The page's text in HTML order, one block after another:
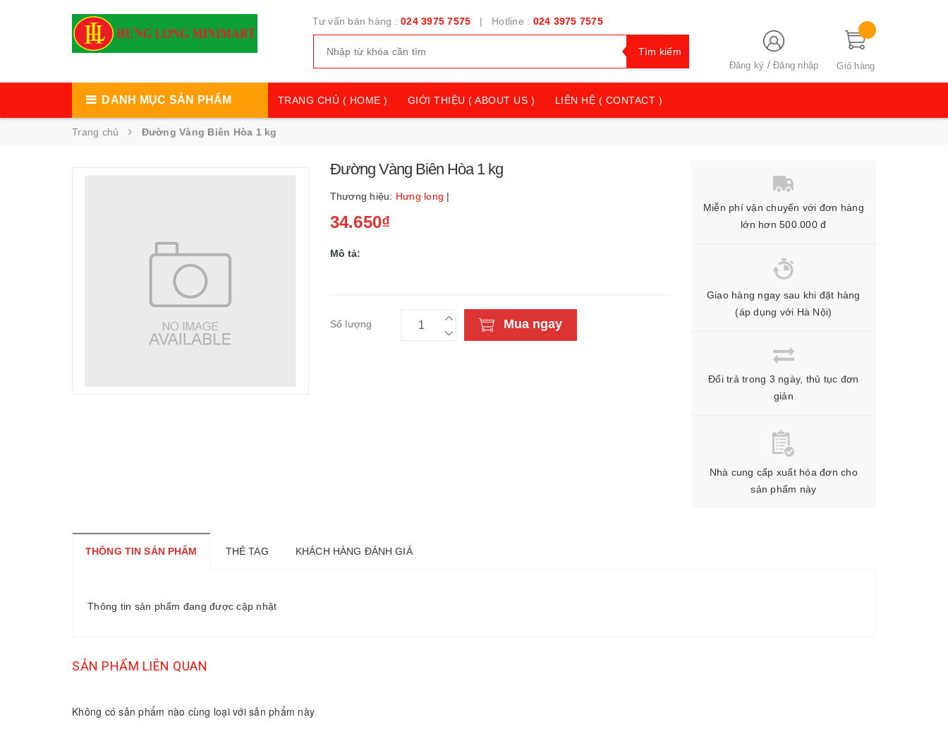
Tư vấn bán hàng : 024 3975 7575 | Hotline : 024 3975 7575
Tìm kiếm
Đăng ký /Đăng nhập Giỏ hàng
DANH MỤC SẢN PHẨM TRANG CHỦ ( HOME ) GIỚI THIỆU ( ABOUT US ) LIÊN HỆ ( CONTACT )
Trang chủ Đường Vàng Biên Hòa 1 kg
Đường Vàng Biên Hòa 1 kg
Thương hiệu: Hưng long |
34.650₫
Mô tả:
Số lượng Mua ngay
Miễn phí vận chuyển với đơn hàng
lớn hơn 500.000 đ
Giao hàng ngay sau khi đặt hàng
(áp dụng với Hà Nội)
Đổi trả trong 3 ngày, thủ tục đơn
giản
Nhà cung cấp xuất hóa đơn cho
sản phẩm này
THÔNG TIN SẢN PHẨM THẺ TAG KHÁCH HÀNG ĐÁNH GIÁ
Thông tin sản phẩm đang được cập nhật
SẢN PHẨM LIÊN QUAN
Không có sản phẩm nào cùng loại với sản phẩm này